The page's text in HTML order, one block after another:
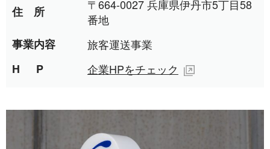
住所
〒664-0027 兵庫県伊丹市5丁目58
番地
事業内容
旅客運送事業
HP
企業HPをチェック